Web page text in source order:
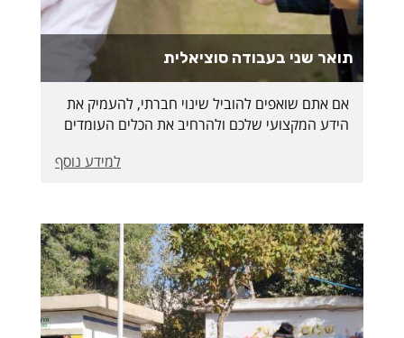
תואר שני בעבודה סוציאלית
אם אתם שואפים להוביל שינוי חברתי, להעמיק את
הידע המקצועי שלכם ולהרחיב את הכלים העומדים
בעבודה סוציאלית במכללה האקדמית ספיר הוא
ותיאוריה, וסביבת לימודים תומכת ומתקדמת – זהו
הצעד הבא בדרך לקריירה משמעותית ומספקת.
למידע נוסף